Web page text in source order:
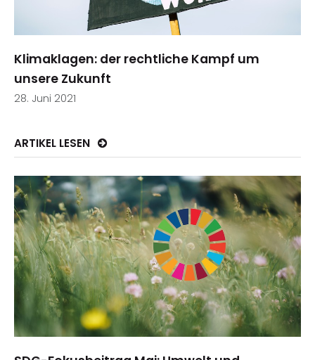
Klimaklagen: der rechtliche Kampf um
unsere Zukunft
28. Juni 2021
ARTIKEL LESEN